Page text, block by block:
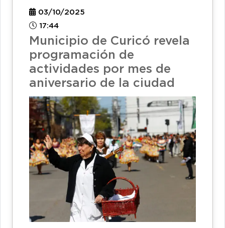
03/10/2025
17:44
Municipio de Curicó revela
programación de
actividades por mes de
aniversario de la ciudad